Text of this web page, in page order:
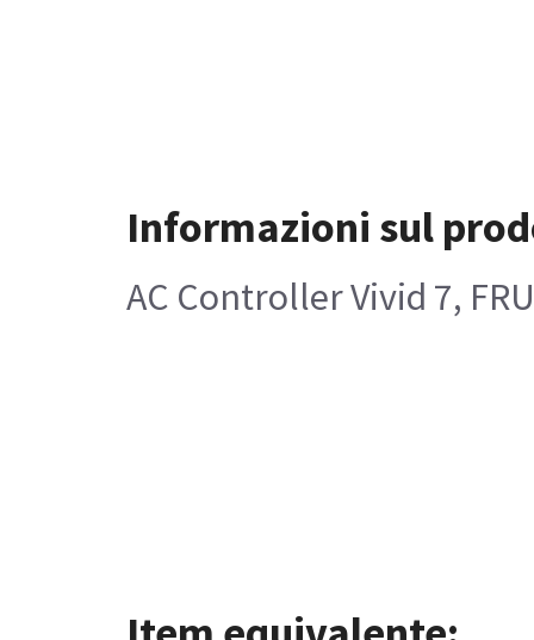
Informazioni sul
AC Controller Vivid 7,